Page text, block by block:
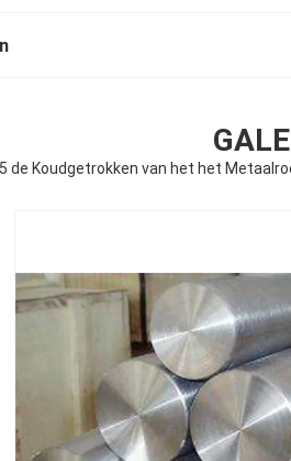
de Koudgetrokken van het het